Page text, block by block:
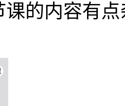
课的内容有